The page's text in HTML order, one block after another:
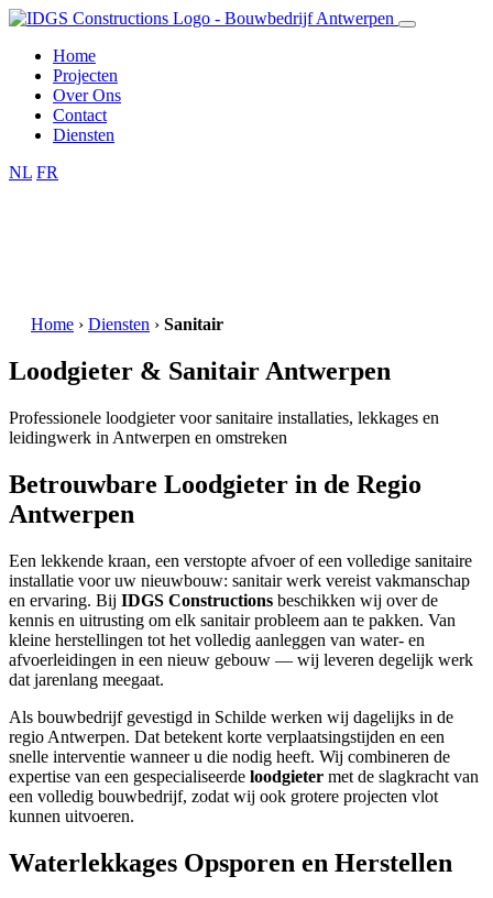
Home
Projecten
Over Ons
Contact
Diensten
NL FR
Home › Diensten › Sanitair
Loodgieter & Sanitair Antwerpen
Professionele loodgieter voor sanitaire installaties, lekkages en
leidingwerk in Antwerpen en omstreken
Betrouwbare Loodgieter in de Regio
Antwerpen
Een lekkende kraan, een verstopte afvoer of een volledige sanitaire
installatie voor uw nieuwbouw: sanitair werk vereist vakmanschap
en ervaring. Bij IDGS Constructions beschikken wij over de
kennis en uitrusting om elk sanitair probleem aan te pakken. Van
kleine herstellingen tot het volledig aanleggen van water- en
afvoerleidingen in een nieuw gebouw — wij leveren degelijk werk
dat jarenlang meegaat.
Als bouwbedrijf gevestigd in Schilde werken wij dagelijks in de
regio Antwerpen. Dat betekent korte verplaatsingstijden en een
snelle interventie wanneer u die nodig heeft. Wij combineren de
expertise van een gespecialiseerde loodgieter met de slagkracht van
een volledig bouwbedrijf, zodat wij ook grotere projecten vlot
kunnen uitvoeren.
Waterlekkages Opsporen en Herstellen